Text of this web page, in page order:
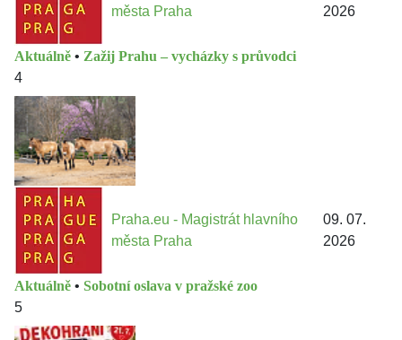
města Praha
2026
Aktuálně • Zažij Prahu – vycházky s průvodci
4
Praha.eu - Magistrát hlavního
města Praha
09. 07.
2026
Aktuálně • Sobotní oslava v pražské zoo
5